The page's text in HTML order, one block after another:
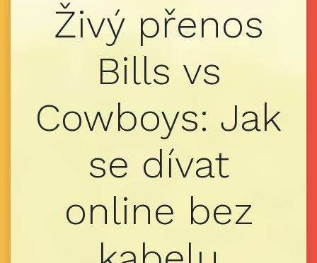
Živý přenos
Bills vs
Cowboys: Jak
se dívat
online bez